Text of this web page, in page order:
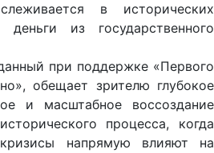
в исторических
из государственного
при поддержке «Первого
обещает зрителю глубокое
и масштабное воссоздание
процесса, когда
кризисы напрямую влияют на